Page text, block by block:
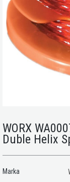
WORX
Duble Helix
Marka